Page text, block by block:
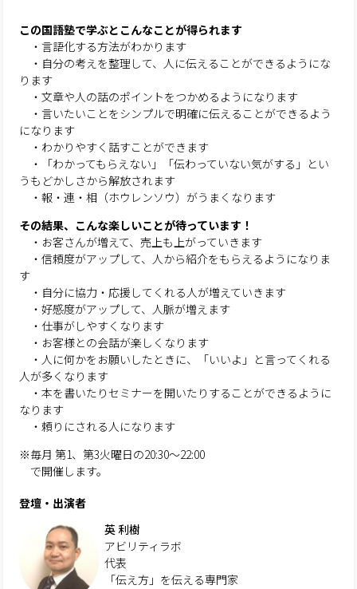
この国語塾で学ぶとこんなことが得られます
・言語化する方法がわかります
・自分の考えを整理して、人に伝えることができるようにな
ります
・文章や人の話のポイントをつかめるようになります
・言いたいことをシンプルで明確に伝えることができるよう
になります
・わかりやすく話すことができます
・「わかってもらえない」「伝わっていない気がする」とい
うもどかしさから解放されます
・報・連・相（ホウレンソウ）がうまくなります
その結果、こんな楽しいことが待っています！
・お客さんが増えて、売上も上がっていきます
・信頼度がアップして、人から紹介をもらえるようになりま
す
・自分に協力・応援してくれる人が増えていきます
・好感度がアップして、人脈が増えます
・仕事がしやすくなります
・お客様との会話が楽しくなります
・人に何かをお願いしたときに、「いいよ」と言ってくれる
人が多くなります
・本を書いたりセミナーを開いたりすることができるように
なります
・頼りにされる人になります
※毎月 第1、第3火曜日の20:30～22:00
で開催します。
登壇・出演者
英 利樹
アビリティラボ
代表
「伝え方」を伝える専門家